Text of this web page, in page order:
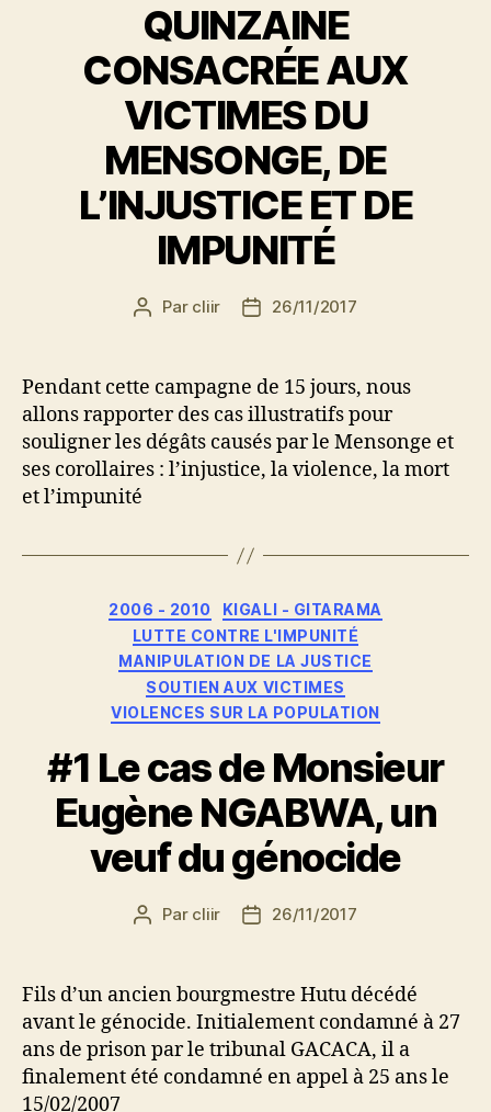
QUINZAINE
CONSACRÉE AUX
VICTIMES DU
MENSONGE, DE
L’INJUSTICE ET DE
IMPUNITÉ
Auteur
Par cliir
Date26/11/2017
Pendant cette campagne de 15 jours, nous
allons rapporter des cas illustratifs pour
souligner les dégâts causés par le Mensonge et
ses corollaires : l’injustice, la violence, la mort
et l’impunité
Catégories
2006 - 2010
KIGALI - GITARAMA
LUTTE CONTRE L'IMPUNITÉ
MANIPULATION DE LA JUSTICE
SOUTIEN AUX VICTIMES
VIOLENCES SUR LA POPULATION
#1 Le cas de Monsieur
Eugène NGABWA, un
veuf du génocide
Auteur
Par cliir
Date26/11/2017
Fils d’un ancien bourgmestre Hutu décédé
avant le génocide. Initialement condamné à 27
ans de prison par le tribunal GACACA, il a
finalement été condamné en appel à 25 ans le
15/02/2007